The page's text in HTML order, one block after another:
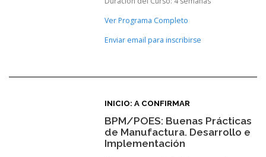
Ver Programa Completo
Enviar email para inscribirse
INICIO: A CONFIRMAR
BPM/POES: Buenas Prácticas
de Manufactura. Desarrollo e
Implementación